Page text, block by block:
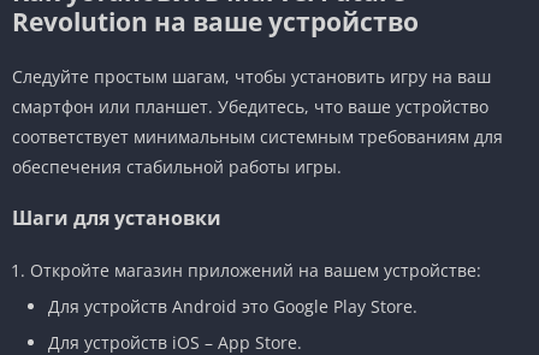
Revolution на ваше устройство
Следуйте простым шагам, чтобы установить игру на ваш
смартфон или планшет. Убедитесь, что ваше устройство
соответствует минимальным системным требованиям для
обеспечения стабильной работы игры.
Шаги для установки
Откройте магазин приложений на вашем устройстве:
Для устройств Android это Google Play Store.
Для устройств iOS – App Store.